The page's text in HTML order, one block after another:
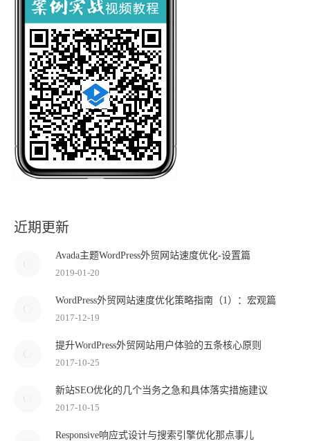
近期更新
Avada主题WordPress外贸网站速度优化-设置篇
2019-01-20
WordPress外贸网站速度优化策略指南（1）：宏观篇
2017-12-19
提升WordPress外贸网站用户体验的五条核心原则
2017-10-25
新站SEO优化的几个当务之急和具体落实措施建议
2017-10-15
Responsive响应式设计与搜索引擎优化那点事儿